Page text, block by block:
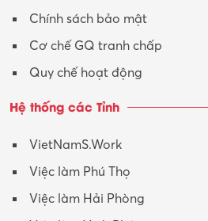
Y tế-Dược
Chính sách bảo mật
Cơ chế GQ tranh chấp
Quy chế hoạt động
Hệ thống các Tỉnh
VietNamS.Work
Việc làm Phú Thọ
Việc làm Hải Phòng